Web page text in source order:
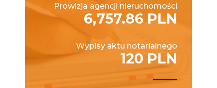
Prowizja agencji nieruchomości
6,757.86 PLN
Wypisy aktu notarialnego
120 PLN